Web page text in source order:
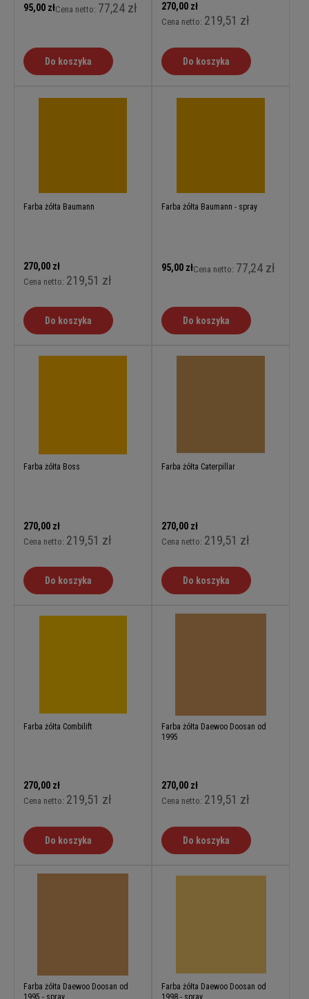
95,00 złCena netto: 77,24 zł
Do koszyka
270,00 zł
Cena netto: 219,51 zł
Do koszyka
Farba żółta Baumann
270,00 zł
Cena netto: 219,51 zł
Do koszyka
Farba żółta Baumann - spray
95,00 złCena netto: 77,24 zł
Do koszyka
Farba żółta Boss
270,00 zł
Cena netto: 219,51 zł
Do koszyka
Farba żółta Caterpillar
270,00 zł
Cena netto: 219,51 zł
Do koszyka
Farba żółta Combilift
270,00 zł
Cena netto: 219,51 zł
Do koszyka
Farba żółta Daewoo Doosan od
1995
270,00 zł
Cena netto: 219,51 zł
Do koszyka
Farba żółta Daewoo Doosan od
1995 - spray
Farba żółta Daewoo Doosan od
1998 - spray